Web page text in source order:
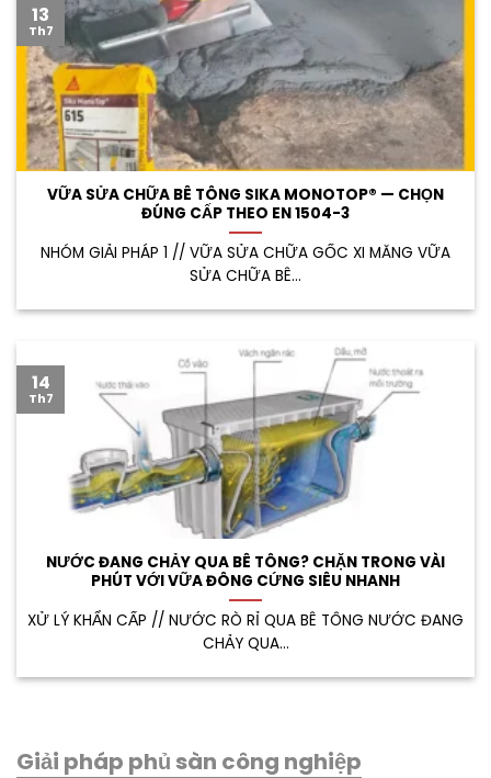
VỮA SỬA CHỮA BÊ TÔNG SIKA MONOTOP® — CHỌN
ĐÚNG CẤP THEO EN 1504-3
NHÓM GIẢI PHÁP 1 // VỮA SỬA CHỮA GỐC XI MĂNG VỮA
SỬA CHỮA BÊ...
13
Th7
NƯỚC ĐANG CHẢY QUA BÊ TÔNG? CHẶN TRONG VÀI
PHÚT VỚI VỮA ĐÔNG CỨNG SIÊU NHANH
XỬ LÝ KHẨN CẤP // NƯỚC RÒ RỈ QUA BÊ TÔNG NƯỚC ĐANG
CHẢY QUA...
14
Th7
Giải pháp phủ sàn công nghiệp